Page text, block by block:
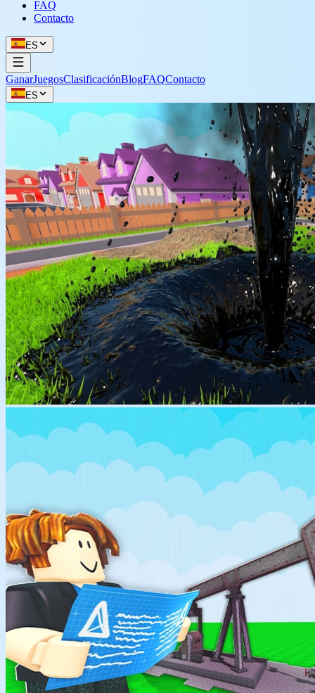
FAQ
Contacto
ES
GanarJuegosClasificaciónBlogFAQContacto
ES